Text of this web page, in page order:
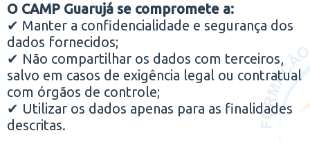
O CAMP Guarujá se compromete a:
✔ Manter a confidencialidade e segurança dos
dados fornecidos;
✔ Não compartilhar os dados com terceiros,
salvo em casos de exigência legal ou contratual
com órgãos de controle;
✔ Utilizar os dados apenas para as finalidades
descritas.